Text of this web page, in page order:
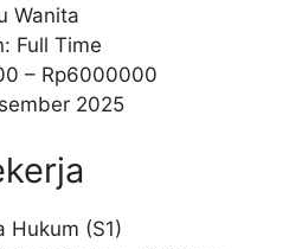
Wanita
Full Time
– Rp6000000
2025
Hukum (S1)